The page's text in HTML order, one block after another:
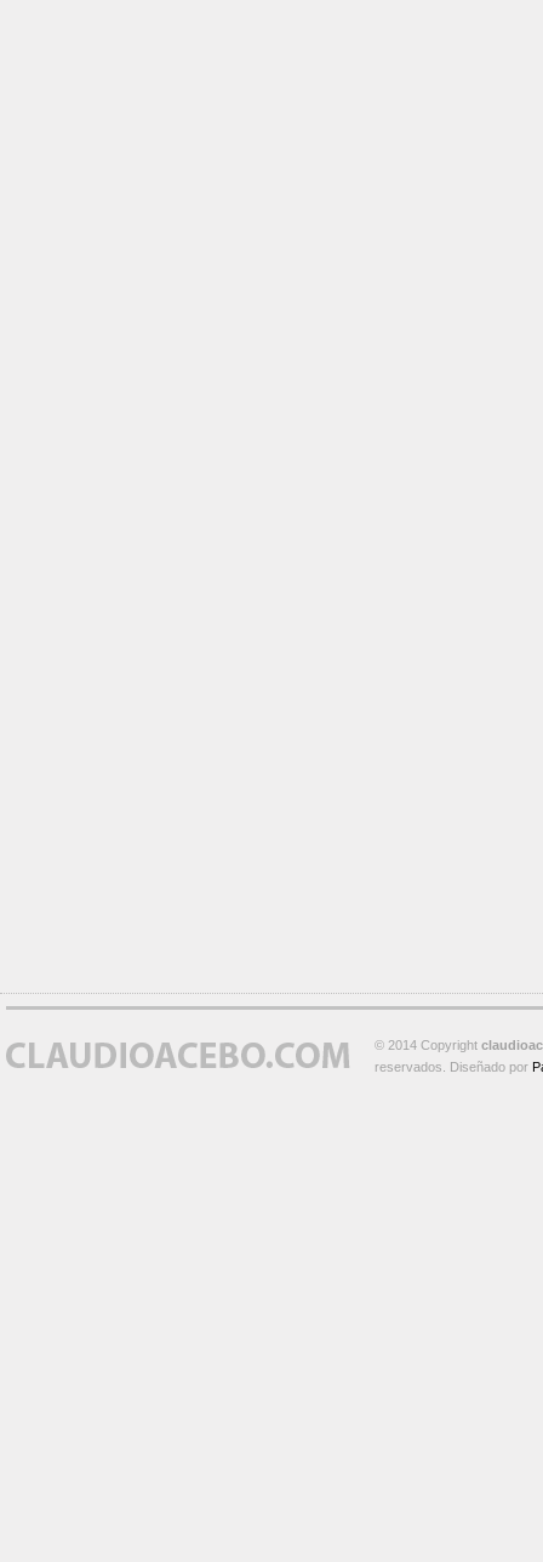
© 2014 Copyright
reservados. Diseñado por